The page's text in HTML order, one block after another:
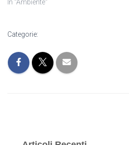
In "Ambiente"
Categorie: